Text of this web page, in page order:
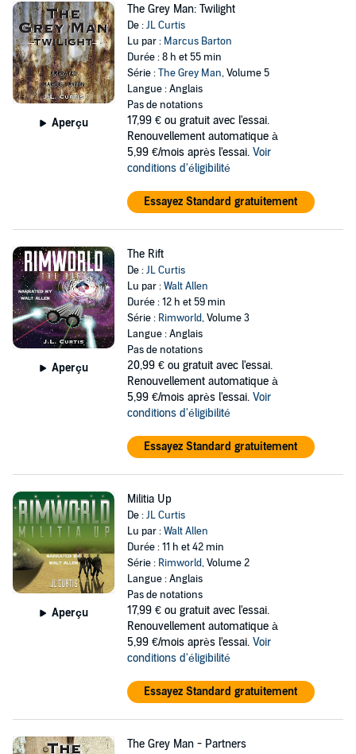
Aperçu
The Grey Man: Twilight
De :JL Curtis
Lu par : Marcus Barton
Durée : 8 h et 55 min
Série :The Grey Man, Volume 5
Langue : Anglais
Pas de notations
17,99 € ou gratuit avec l'essai.
Renouvellement automatique à
5,99 €/mois après l'essai. Voir
conditions d'éligibilité
Essayez Standard gratuitement
Aperçu
The Rift
De :JL Curtis
Lu par :Walt Allen
Durée : 12 h et 59 min
Série : Rimworld, Volume 3
Langue : Anglais
Pas de notations
20,99 € ou gratuit avec l'essai.
Renouvellement automatique à
5,99 €/mois après l'essai. Voir
conditions d'éligibilité
Essayez Standard gratuitement
Aperçu
Militia Up
De :JL Curtis
Lu par :Walt Allen
Durée : 11 h et 42 min
Série : Rimworld, Volume 2
Langue : Anglais
Pas de notations
17,99 € ou gratuit avec l'essai.
Renouvellement automatique à
5,99 €/mois après l'essai. Voir
conditions d'éligibilité
Essayez Standard gratuitement
The Grey Man - Partners